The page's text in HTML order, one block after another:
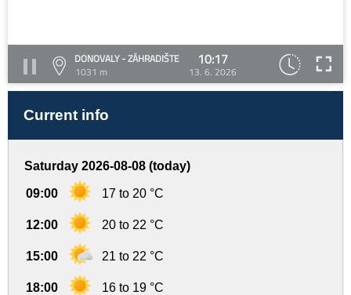
DONOVALY - ZÁHRADIŠTE
1031 m
10:17
13. 6. 2026
Current info
Saturday 2026-08-08 (today)
09:00 17 to 20 °C
12:00 20 to 22 °C
15:00 21 to 22 °C
18:00 16 to 19 °C